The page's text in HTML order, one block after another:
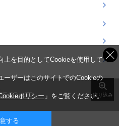
絞り込み
CO., LTD.
上を目的としてCookieを使用して
ーザーはこのサイトでのCookieの
ポリシー 」をご覧ください。
する